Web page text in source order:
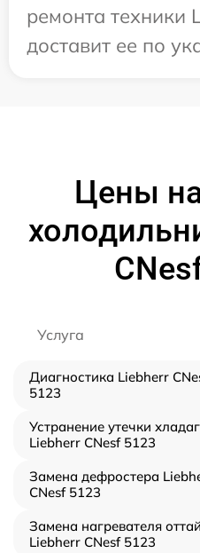
ремонта техники
доставит ее по
Цены
Услуга
Диагностика Liebherr
5123
Устранение утечки
Liebherr CNesf 5123
Замена дефростера
CNesf 5123
Замена нагревателя
Liebherr CNesf 5123